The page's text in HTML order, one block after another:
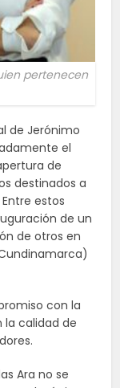
pertenecen
de Jerónimo
el
de
destinados a
estos
de un
de otros en
con la
calidad de
Ara no se